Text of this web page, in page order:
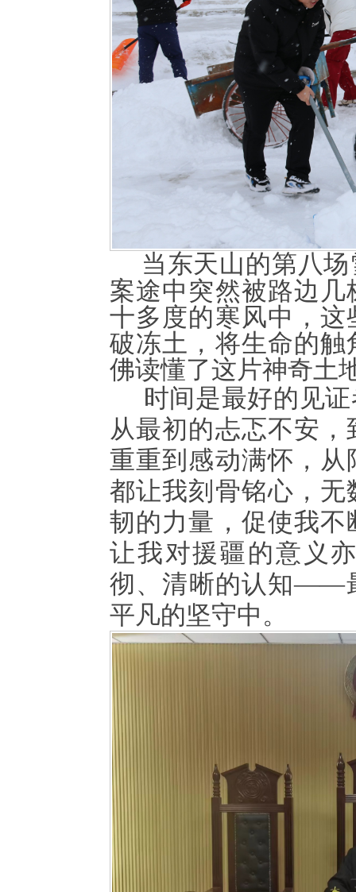
当东天山的第八
案途中突然被路边
十多 度的寒风中，
破冻土，将生命的
佛读懂了这片神奇土
时间是最好的见
从最初的忐忑不安
重重到感动满怀，
都让我刻骨铭心，
韧的力量，促使我
让我对援疆的意义
彻、清晰的认知——
平凡的坚守中。